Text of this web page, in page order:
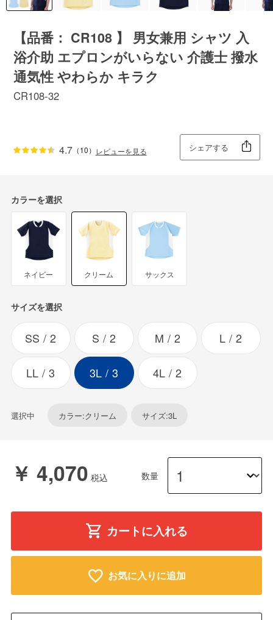
【品番： CR108 】 男女兼用 シャツ 入
浴介助 エプロンがいらない 介護士 撥水
通気性 やわらか キラク
CR108-32
4.7（10） レビューを見る シェアする
カラーを選択
ネイビー クリーム サックス
サイズを選択
SS 2 S 2 M 2 L 2
LL 3 3L 3 4L 2
選択中 カラー:クリーム サイズ:3L
￥ 4,070 数量
カートに入れる
お気に入りに追加